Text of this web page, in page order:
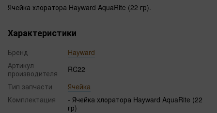
Ячейка хлоратора Hayward AquaRite (22 гр).
Характеристики
Бренд
Hayward
Артикул
производителя
RC22
Тип запчасти
Ячейка
Комплектация
- Ячейка хлоратора Hayward AquaRite (22
гр)